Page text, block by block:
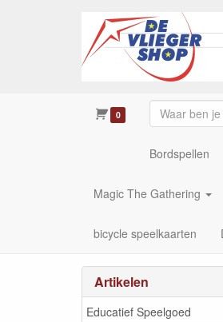
0
Bordspellen
Magic The Gathering
bicycle speelkaarten
Artikelen
Educatief Speelgoed